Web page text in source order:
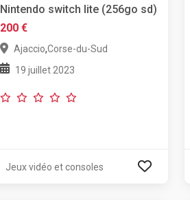
Nintendo switch lite (256go sd)
200 €
Ajaccio,Corse-du-Sud
19 juillet 2023
Jeux vidéo et consoles